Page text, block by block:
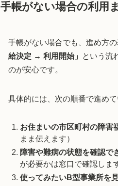
手帳がない場合の利用
手帳がない場合でも、進め方
給決定 → 利用開始」
という流
のが安心です。
具体的には、次の順番で進めて
お住まいの市区町村の障害
まま伝えます）
障害や難病の状態を確認で
が必要かは窓口で確認しま
使ってみたいB型事業所を